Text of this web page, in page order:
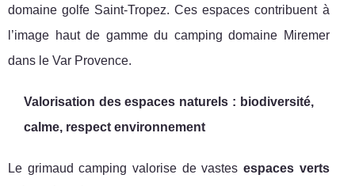
domaine golfe Saint-Tropez. Ces espaces contribuent à
l’image haut de gamme du camping domaine Miremer
dans le Var Provence.
Valorisation des espaces naturels : biodiversité,
calme, respect environnement
Le grimaud camping valorise de vastes espaces verts